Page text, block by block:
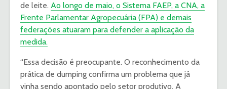
de leite. Ao longo de maio, o Sistema FAEP, a CNA, a
Frente Parlamentar Agropecuária (FPA) e demais
federações atuaram para defender a aplicação da
medida.
“Essa decisão é preocupante. O reconhecimento da
prática de dumping confirma um problema que já
vinha sendo apontado pelo setor produtivo. A